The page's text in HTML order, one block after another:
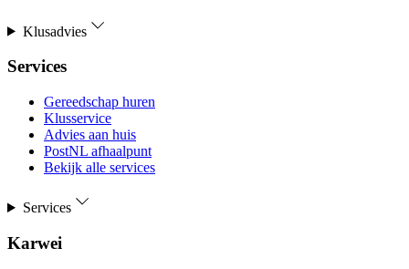
Klusadvies
Services
Gereedschap huren
Klusservice
Advies aan huis
PostNL afhaalpunt
Bekijk alle services
Services
Karwei